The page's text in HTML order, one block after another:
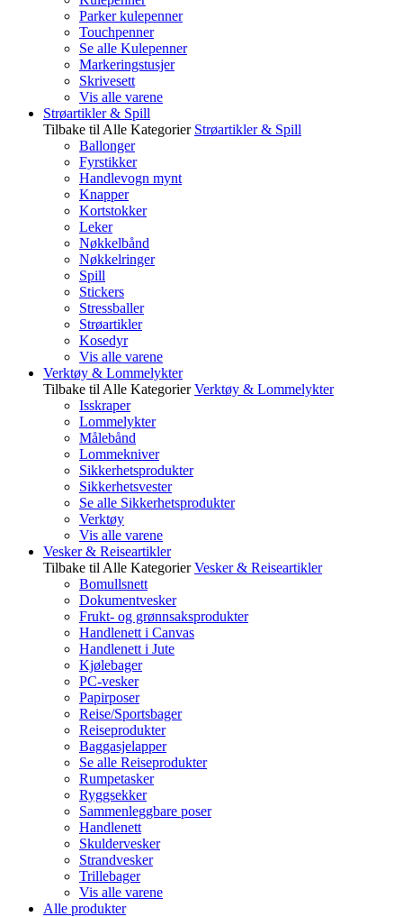
Parker kulepenner
Touchpenner
Se alle Kulepenner
Markeringstusjer
Skrivesett
Vis alle varene
Strøartikler & Spill
Tilbake til Alle Kategorier Strøartikler & Spill
Ballonger
Fyrstikker
Handlevogn mynt
Knapper
Kortstokker
Leker
Nøkkelbånd
Nøkkelringer
Spill
Stickers
Stressballer
Strøartikler
Kosedyr
Vis alle varene
Verktøy & Lommelykter
Tilbake til Alle Kategorier Verktøy & Lommelykter
Isskraper
Lommelykter
Målebånd
Lommekniver
Sikkerhetsprodukter
Sikkerhetsvester
Se alle Sikkerhetsprodukter
Verktøy
Vis alle varene
Vesker & Reiseartikler
Tilbake til Alle Kategorier Vesker & Reiseartikler
Bomullsnett
Dokumentvesker
Frukt- og grønnsaksprodukter
Handlenett i Canvas
Handlenett i Jute
Kjølebager
PC-vesker
Papirposer
Reise/Sportsbager
Reiseprodukter
Baggasjelapper
Se alle Reiseprodukter
Rumpetasker
Ryggsekker
Sammenleggbare poser
Handlenett
Skuldervesker
Strandvesker
Trillebager
Vis alle varene
Alle produkter